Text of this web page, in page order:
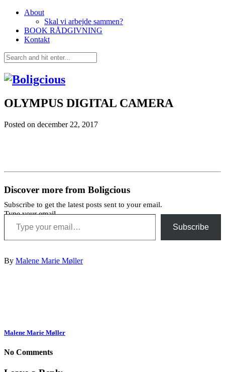
About
Skal vi arbejde sammen?
BOOK RÅDGIVNING
Kontakt
OLYMPUS DIGITAL CAMERA
Posted on december 22, 2017
Discover more from Boligcious
Subscribe to get the latest posts sent to your email.
Type your email…
Subscribe
By Malene Marie Møller
Malene Marie Møller
No Comments